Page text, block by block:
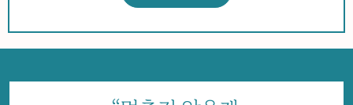
그러나 지금도 일터에서는 사람이 죽는다. 떨어져 죽
고, 깔려 죽고, 과로로 죽는다. 병을 얻고, 위험물질에